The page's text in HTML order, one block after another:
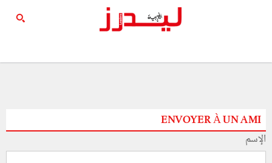
ENVOYER À UN AMI
الإسم